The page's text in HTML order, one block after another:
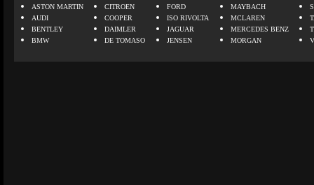
ASTON MARTIN
AUDI
BENTLEY
BMW
CITROEN
COOPER
DAIMLER
DE TOMASO
FORD
ISO RIVOLTA
JAGUAR
JENSEN
MAYBACH
MCLAREN
MERCEDES BENZ
MORGAN